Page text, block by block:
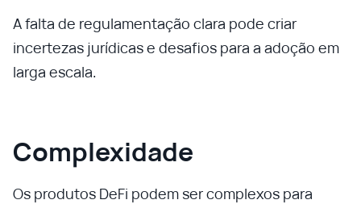
A falta de regulamentação clara pode criar
incertezas jurídicas e desafios para a adoção em
larga escala.
Complexidade
Os produtos DeFi podem ser complexos para